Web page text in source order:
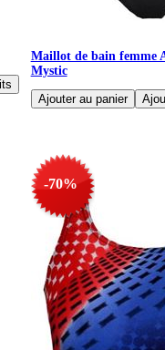
Maillot de bain femme
Mystic
-70%